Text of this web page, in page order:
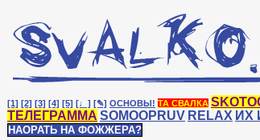
[1] [2] [3] [4] [5] [♩] [✎] ОСНОВЫ! ТА СВАЛКА
ТЕЛЕГРАММА SOMOOPRUV RELAX ИХ
НАОРАТЬ НА ФОЖЖЕРА?